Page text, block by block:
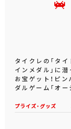
タイクレの「タ
インメダル」に潜
お宝ゲット！ピ
ダルゲーム「オ
プライズ・グッズ